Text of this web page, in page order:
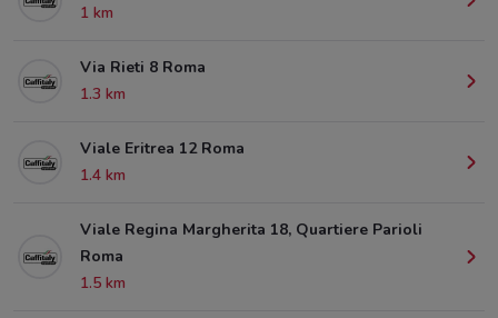
1 km
Via Rieti 8 Roma
1.3 km
Viale Eritrea 12 Roma
1.4 km
Viale Regina Margherita 18, Quartiere Parioli
Roma
1.5 km